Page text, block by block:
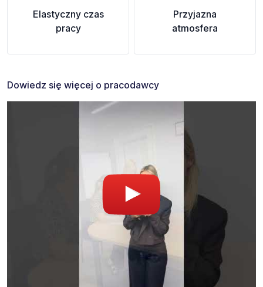
Elastyczny czas
pracy
Przyjazna
atmosfera
Dowiedz się więcej o pracodawcy